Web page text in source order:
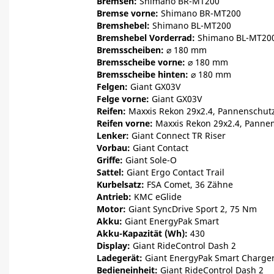
Bremse vorne: Shimano BR-MT200
Bremshebel: Shimano BL-MT200
Bremshebel Vorderrad: Shimano BL-
Bremsscheiben: ⌀ 180 mm
Bremsscheibe vorne: ⌀ 180 mm
Bremsscheibe hinten: ⌀ 180 mm
Felgen: Giant GX03V
Felge vorne: Giant GX03V
Reifen: Maxxis Rekon 29x2.4,
Reifen vorne: Maxxis Rekon 29x2.4,
Lenker: Giant Connect TR Riser
Vorbau: Giant Contact
Griffe: Giant Sole-O
Sattel: Giant Ergo Contact Trail
Kurbelsatz: FSA Comet, 36 Zähne
Antrieb: KMC eGlide
Motor: Giant SyncDrive Sport 2, 75 Nm
Akku: Giant EnergyPak Smart
Akku-Kapazität (Wh): 430
Display: Giant RideControl Dash 2
Ladegerät: Giant EnergyPak Smart
Bedieneinheit: Giant RideControl Dash 2